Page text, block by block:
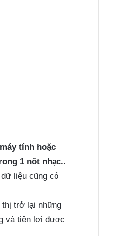
tính hoặc
1 nốt nhạc..
liệu cũng có
thị trở lại những
và tiện lợi được